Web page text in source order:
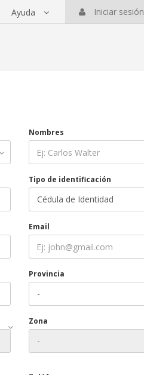
Ayuda Iniciar sesión
Nombres
Tipo de identificación
Email
Provincia
Zona